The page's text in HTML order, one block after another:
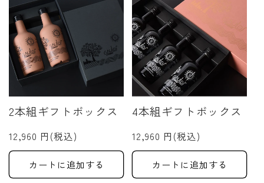
2本組ギフトボックス
12,960 円(税込)
カートに追加する
4本組ギフトボックス
12,960 円(税込)
カートに追加する